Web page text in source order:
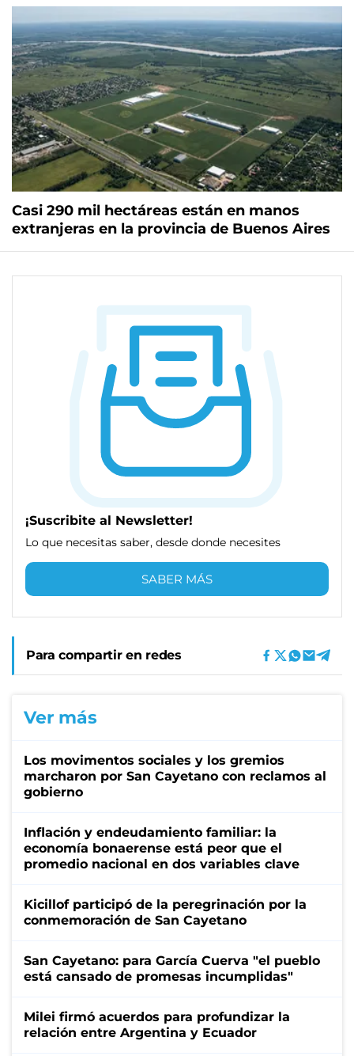
Casi 290 mil hectáreas están en manos
extranjeras en la provincia de Buenos Aires
¡Suscribite al Newsletter!
Lo que necesitas saber, desde donde necesites
SABER MÁS
Para compartir en redes
Ver más
Los movimentos sociales y los gremios
marcharon por San Cayetano con reclamos al
gobierno
Inflación y endeudamiento familiar: la
economía bonaerense está peor que el
promedio nacional en dos variables clave
Kicillof participó de la peregrinación por la
conmemoración de San Cayetano
San Cayetano: para García Cuerva "el pueblo
está cansado de promesas incumplidas"
Milei firmó acuerdos para profundizar la
relación entre Argentina y Ecuador